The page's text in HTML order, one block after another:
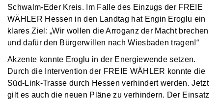
Schwalm-Eder Kreis. Im Falle des Einzugs der FREIE
WÄHLER Hessen in den Landtag hat Engin Eroglu ein
klares Ziel: „Wir wollen die Arroganz der Macht brechen
und dafür den Bürgerwillen nach Wiesbaden tragen!“
Akzente konnte Eroglu in der Energiewende setzen.
Durch die Intervention der FREIE WÄHLER konnte die
Süd-Link-Trasse durch Hessen verhindert werden. Jetzt
gilt es auch die neuen Pläne zu verhindern. Der Einsatz